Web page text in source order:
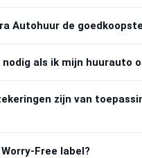
Autohuur de
nodig als ik mijn huurauto
zijn van
Free label?